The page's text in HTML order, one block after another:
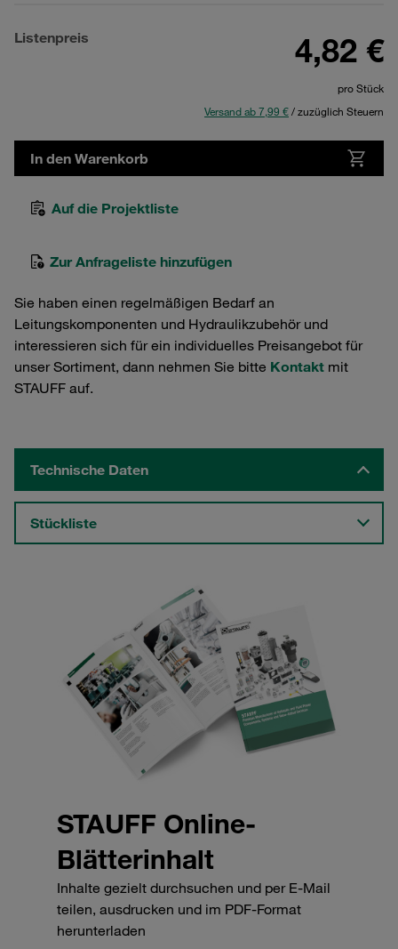
Listenpreis 4,82 €
pro Stück
Versand ab 7,99 €/ zuzüglich Steuern
In den Warenkorb
Auf die Projektliste
Zur Anfrageliste hinzufügen
Sie haben einen regelmäßigen Bedarf an
Leitungskomponenten und Hydraulikzubehör und
interessieren sich für ein individuelles Preisangebot für
unser Sortiment, dann nehmen Sie bitte Kontakt mit
STAUFF auf.
Technische Daten
Stückliste
STAUFF Online-
Blätterinhalt
Inhalte gezielt durchsuchen und per E-Mail
teilen, ausdrucken und im PDF-Format
herunterladen